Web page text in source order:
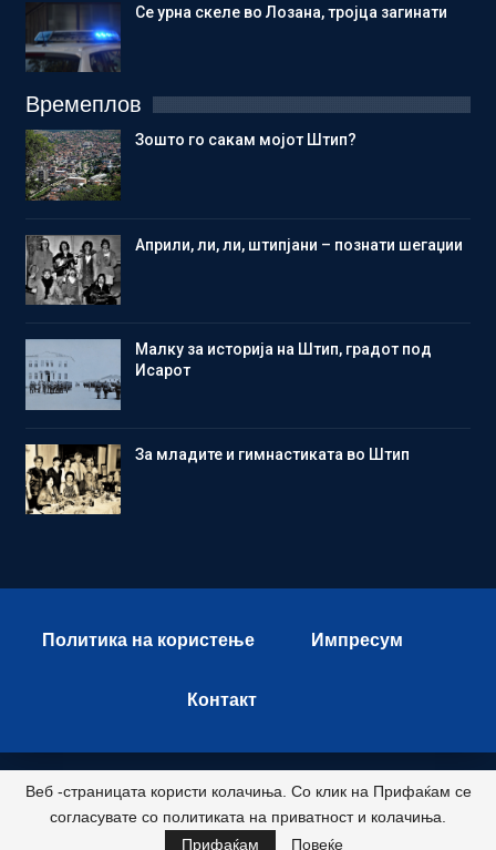
Се урна скеле во Лозана, тројца загинати
Времеплов
Зошто го сакам мојот Штип?
Aприли, ли, ли, штипјани – познати шегаџии
Малку за историја на Штип, градот под
Исарот
Зa младите и гимнастиката во Штип
Политика на користење Импресум
Контакт
© 2026 - Istok Press. All Rights Reserved.
Развиено и хостирано од
Веб -страницата користи колачиња. Со клик на Прифаќам се
согласувате со политиката на приватност и колачиња.
Прифаќам
Повеќе